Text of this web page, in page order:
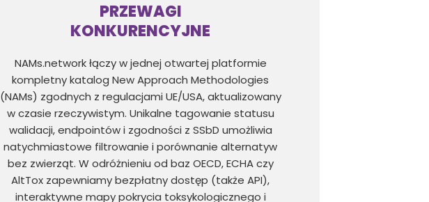
PRZEWAGI
KONKURENCYJNE
NAMs.network łączy w jednej otwartej platformie
kompletny katalog New Approach Methodologies
(NAMs) zgodnych z regulacjami UE/USA, aktualizowany
w czasie rzeczywistym. Unikalne tagowanie statusu
walidacji, endpointów i zgodności z SSbD umożliwia
natychmiastowe filtrowanie i porównanie alternatyw
bez zwierząt. W odróżnieniu od baz OECD, ECHA czy
AltTox zapewniamy bezpłatny dostęp (także API),
interaktywne mapy pokrycia toksykologicznego i